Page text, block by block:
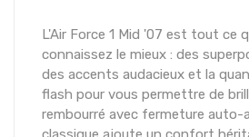
L'Air Force 1 Mid '07 est tout ce
connaissez le mieux : des
des accents audacieux et la
flash pour vous permettre de
rembourré avec fermeture auto-